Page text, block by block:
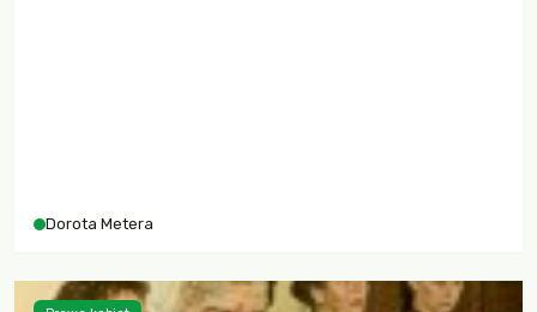
Dorota Metera